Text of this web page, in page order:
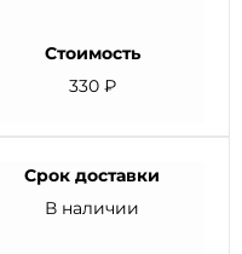
Стоимость
330 ₽
Срок доставки
В наличии